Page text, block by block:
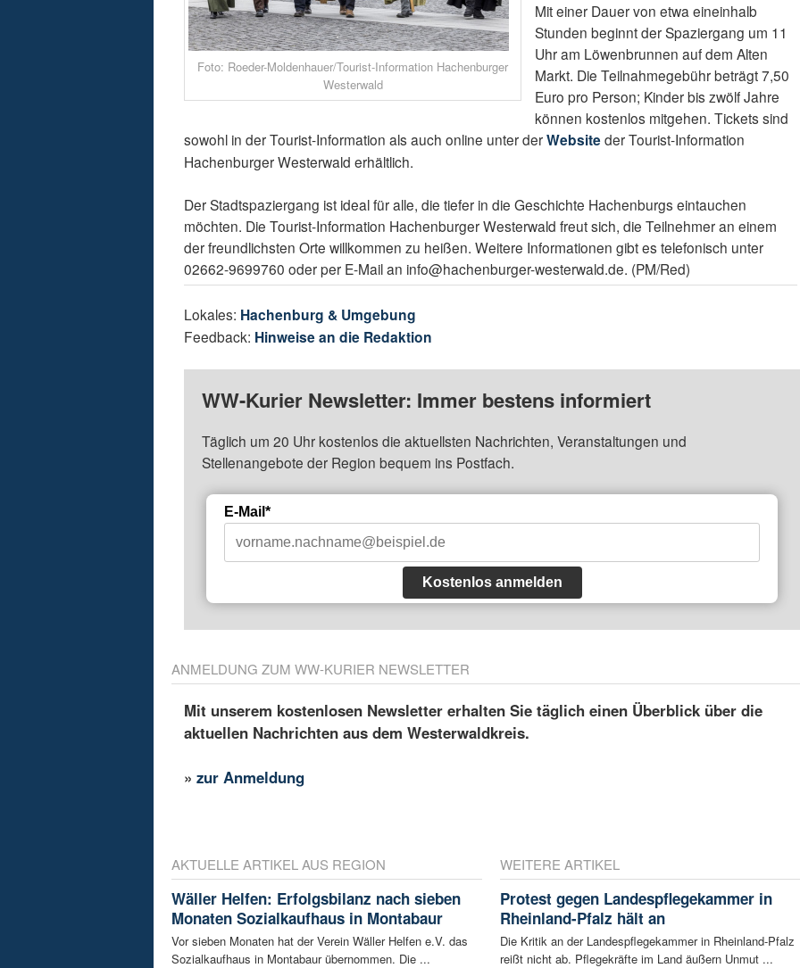
Foto: Roeder-Moldenhauer/Tourist-Information Hachenburger
Westerwald
Mit einer Dauer von etwa eineinhalb
Stunden beginnt der Spaziergang um 11
Uhr am Löwenbrunnen auf dem Alten
Markt. Die Teilnahmegebühr beträgt 7,50
Euro pro Person; Kinder bis zwölf Jahre
können kostenlos mitgehen. Tickets sind
sowohl in der Tourist-Information als auch online unter derWebsiteder Tourist-Information
Hachenburger Westerwald erhältlich.
Der Stadtspaziergang ist ideal für alle, die tiefer in die Geschichte Hachenburgs eintauchen
möchten. Die Tourist-Information Hachenburger Westerwald freut sich, die Teilnehmer an einem
der freundlichsten Orte willkommen zu heißen. Weitere Informationen gibt es telefonisch unter
02662-9699760 oder per E-Mail an info@hachenburger-westerwald.de. (PM/Red)
Lokales: Hachenburg & Umgebung
Feedback: Hinweise an die Redaktion
WW-Kurier Newsletter: Immer bestens informiert
Täglich um 20 Uhr kostenlos die aktuellsten Nachrichten, Veranstaltungen und
Stellenangebote der Region bequem ins Postfach.
E-Mail*
Kostenlos anmelden
ANMELDUNG ZUM WW-KURIER NEWSLETTER
Mit unserem kostenlosen Newsletter erhalten Sie täglich einen Überblick über die
aktuellen Nachrichten aus dem Westerwaldkreis.
»zur Anmeldung
AKTUELLE ARTIKEL AUS REGION
Wäller Helfen: Erfolgsbilanz nach sieben
Monaten Sozialkaufhaus in Montabaur
Vor sieben Monaten hat der Verein Wäller Helfen e.V. das
Sozialkaufhaus in Montabaur übernommen. Die ...
WEITERE ARTIKEL
Protest gegen Landespflegekammer in
Rheinland-Pfalz hält an
Die Kritik an der Landespflegekammer in Rheinland-Pfalz
reißt nicht ab. Pflegekräfte im Land äußern Unmut ...